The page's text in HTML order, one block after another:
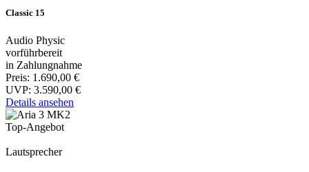
Classic 15
Audio Physic
vorführbereit
in Zahlungnahme
Preis: 1.690,00 €
UVP: 3.590,00 €
Details ansehen
Top-Angebot
Lautsprecher